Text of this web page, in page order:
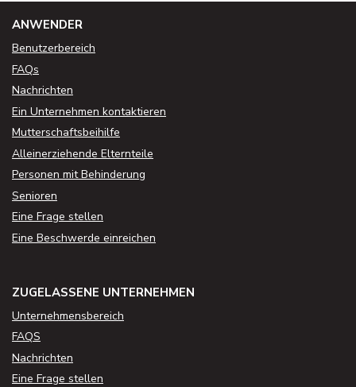
ANWENDER
Benutzerbereich
FAQs
Nachrichten
Ein Unternehmen kontaktieren
Mutterschaftsbeihilfe
Alleinerziehende Elternteile
Personen mit Behinderung
Senioren
Eine Frage stellen
Eine Beschwerde einreichen
ZUGELASSENE UNTERNEHMEN
Unternehmensbereich
FAQS
Nachrichten
Eine Frage stellen